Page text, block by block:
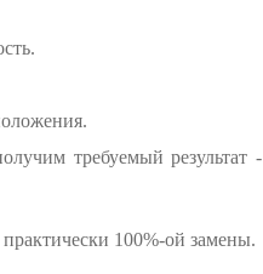
требуемый результат -
100%-ой замены.